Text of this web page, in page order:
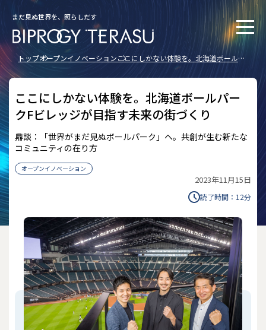
まだ見ぬ世界を、照らしだす
トップオープンイノベーションここにしかない体験を。北海道ボールパ
ークFビレッジが目指す未来の街づくり
ここにしかない体験を。北海道ボールパー
クFビレッジが目指す未来の街づくり
鼎談：「世界がまだ見ぬボールパーク」へ。共創が生む新たな
コミュニティの在り方
オープンイノベーション
2023年11月15日
読了時間： 12分